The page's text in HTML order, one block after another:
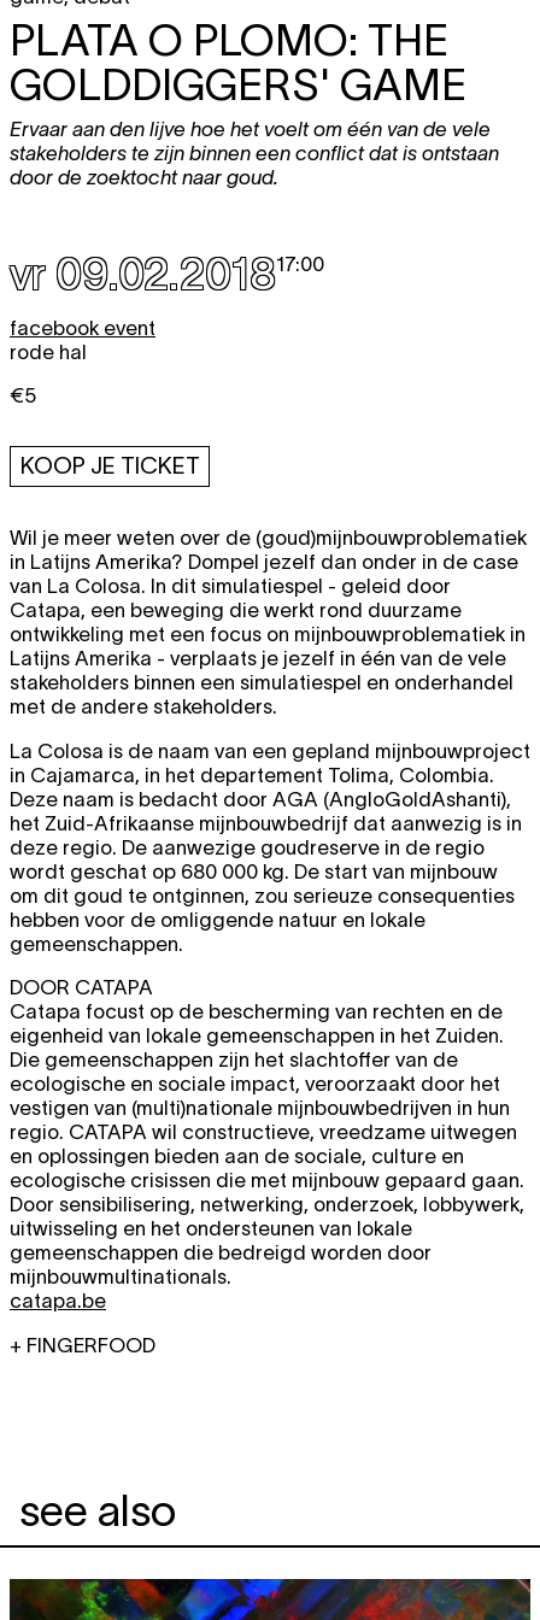
PLATA O PLOMO: THE
GOLDDIGGERS' GAME
Ervaar aan den lijve hoe het voelt om één van de vele
stakeholders te zijn binnen een conflict dat is ontstaan
door de zoektocht naar goud.
vr 09.02.201817:00
facebook event
rode hal
€5
KOOP JE TICKET
Wil je meer weten over de (goud)mijnbouwproblematiek
in Latijns Amerika? Dompel jezelf dan onder in de case
van La Colosa. In dit simulatiespel - geleid door
Catapa, een beweging die werkt rond duurzame
ontwikkeling met een focus on mijnbouwproblematiek in
Latijns Amerika - verplaats je jezelf in één van de vele
stakeholders binnen een simulatiespel en onderhandel
met de andere stakeholders.
La Colosa is de naam van een gepland mijnbouwproject
in Cajamarca, in het departement Tolima, Colombia.
Deze naam is bedacht door AGA (AngloGoldAshanti),
het Zuid-Afrikaanse mijnbouwbedrijf dat aanwezig is in
deze regio. De aanwezige goudreserve in de regio
wordt geschat op 680 000 kg. De start van mijnbouw
om dit goud te ontginnen, zou serieuze consequenties
hebben voor de omliggende natuur en lokale
gemeenschappen.
DOOR CATAPA
Catapa focust op de bescherming van rechten en de
eigenheid van lokale gemeenschappen in het Zuiden.
Die gemeenschappen zijn het slachtoffer van de
ecologische en sociale impact, veroorzaakt door het
vestigen van (multi)nationale mijnbouwbedrijven in hun
regio. CATAPA wil constructieve, vreedzame uitwegen
en oplossingen bieden aan de sociale, culture en
ecologische crisissen die met mijnbouw gepaard gaan.
Door sensibilisering, netwerking, onderzoek, lobbywerk,
uitwisseling en het ondersteunen van lokale
gemeenschappen die bedreigd worden door
mijnbouwmultinationals.
catapa.be
+ FINGERFOOD
see also